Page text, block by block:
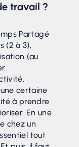
travail ?
Partagé
(2 à 3),
(au
certaine
à prendre
En une
chez un
tout